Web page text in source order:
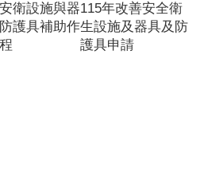
衛設施與器
護具補助作
115年改善安全衛
生設施及器具及防
護具申請